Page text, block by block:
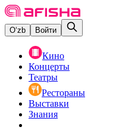
O‘zb Войти
Кино
Концерты
Театры
Рестораны
Выставки
Знания